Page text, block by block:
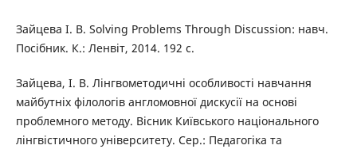
Зайцева І. В. Solving Problems Through Discussion: навч.
Посібник. К.: Ленвіт, 2014. 192 с.
Зайцева, І. В. Лінгвометодичні особливості навчання
майбутніх філологів англомовної дискусії на основі
проблемного методу. Вісник Київського національного
лінгвістичного університету. Сер.: Педагогіка та